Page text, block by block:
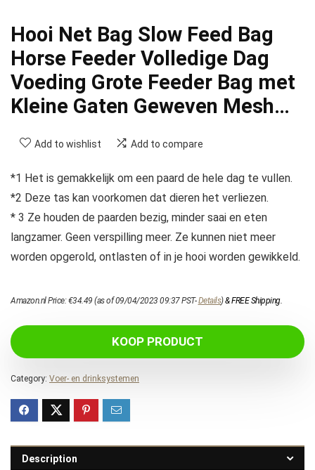
Hooi Net Bag Slow Feed Bag
Horse Feeder Volledige Dag
Voeding Grote Feeder Bag met
Kleine Gaten Geweven Mesh…
Add to wishlist Add to compare
*1 Het is gemakkelijk om een paard de hele dag te vullen.
*2 Deze tas kan voorkomen dat dieren het verliezen.
* 3 Ze houden de paarden bezig, minder saai en eten
langzamer. Geen verspilling meer. Ze kunnen niet meer
worden opgerold, ontlasten of in je hooi worden gewikkeld.
Amazon.nl Price:€34.49 (as of 09/04/2023 09:37 PST-Details)&FREE Shipping.
KOOP PRODUCT
Category: Voer- en drinksystemen
Description